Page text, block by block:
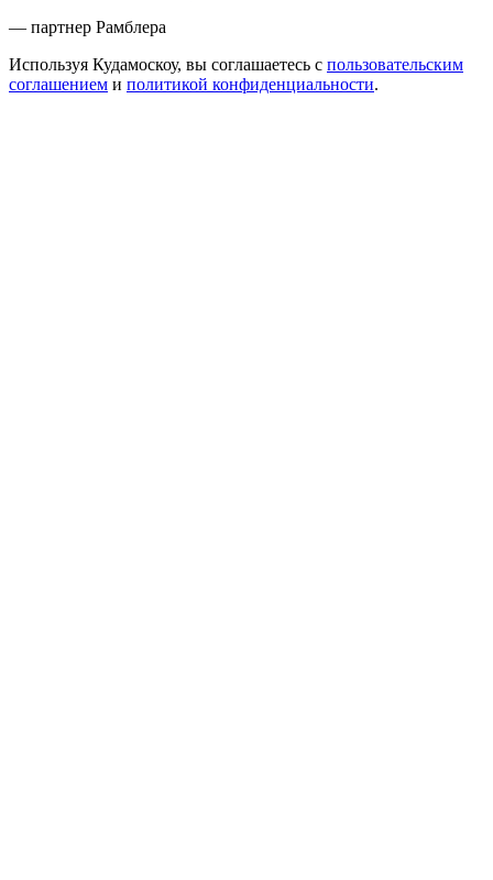
— партнер Рамблера
Используя Кудамоскоу, вы соглашаетесь с пользовательским
соглашением и политикой конфиденциальности.